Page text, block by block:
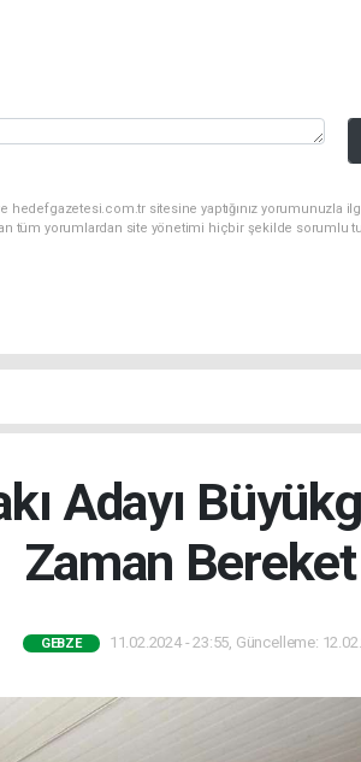
hedefgazetesi.com.tr sitesine yaptığınız yorumunuzla
tüm yorumlardan site yönetimi hiçbir şekilde sorumlu
Adayı
Zaman
GEBZE 11.02.2024 - 23:55, Güncelleme: